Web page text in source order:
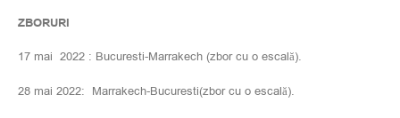
ZBORURI
17 mai 2022 : Bucuresti-Marrakech (zbor cu o escală).
28 mai 2022: Marrakech-Bucuresti(zbor cu o escală).